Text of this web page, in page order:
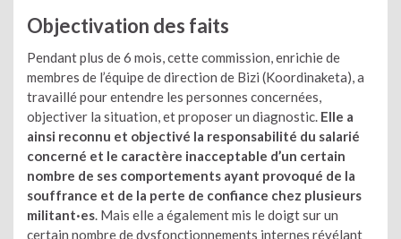
Objectivation des faits
Pendant plus de 6 mois, cette commission, enrichie de
membres de l’équipe de direction de Bizi (Koordinaketa), a
travaillé pour entendre les personnes concernées,
objectiver la situation, et proposer un diagnostic. Elle a
ainsi reconnu et objectivé la responsabilité du salarié
concerné et le caractère inacceptable d’un certain
nombre de ses comportements ayant provoqué de la
souffrance et de la perte de confiance chez plusieurs
militant·es . Mais elle a également mis le doigt sur un
certain nombre de dysfonctionnements internes révélant